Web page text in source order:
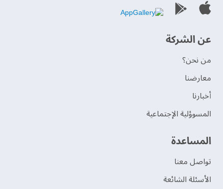
عن الشركة
من نحن؟
‫معارضنا‬
‫أخبارنا‬
المسوؤلية الإجتماعية
‫المساعدة‬
تواصل معنا
الأسئلة الشائعة